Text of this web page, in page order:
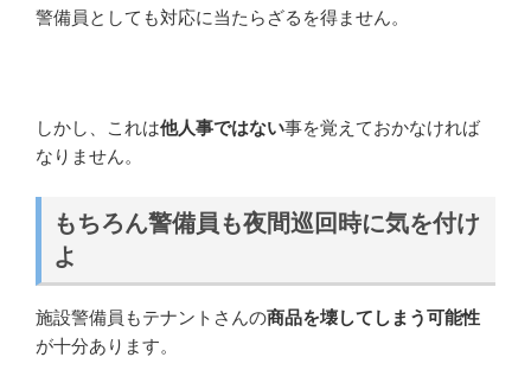
警備員としても対応に当たらざるを得ません。
しかし、これは他人事ではない事を覚えておかなければ
なりません。
もちろん警備員も夜間巡回時に気を付け
よ
施設警備員もテナントさんの商品を壊してしまう可能性
が十分あります。